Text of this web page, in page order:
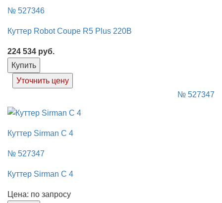
№ 527346
Куттер Robot Coupe R5 Plus 220В
224 534 руб.
Купить
Уточнить цену
№ 527347
Куттер Sirman C 4
№ 527347
Куттер Sirman C 4
Цена: по запросу